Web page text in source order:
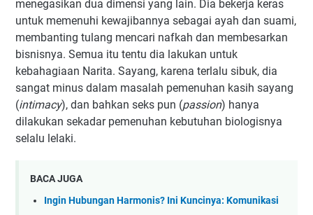
menegasikan dua dimensi yang lain. Dia bekerja keras
untuk memenuhi kewajibannya sebagai ayah dan suami,
membanting tulang mencari nafkah dan membesarkan
bisnisnya. Semua itu tentu dia lakukan untuk
kebahagiaan Narita. Sayang, karena terlalu sibuk, dia
sangat minus dalam masalah pemenuhan kasih sayang
(intimacy), dan bahkan seks pun (passion) hanya
dilakukan sekadar pemenuhan kebutuhan biologisnya
selalu lelaki.
BACA JUGA
Ingin Hubungan Harmonis? Ini Kuncinya: Komunikasi